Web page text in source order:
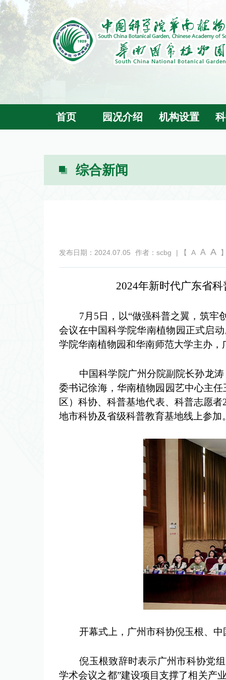
首页 园况介绍 机构设置
综合新闻
发布日期：2024.07.05 作者：scbg | 【 A A A
2024年新时代广东省
7月5日，以“做强科普之翼，筑牢创
会议在中国科学院华南植物园正式启
学院华南植物园和华南师范大学主办
中国科学院广州分院副院长孙龙涛
委书记徐海，华南植物园 园艺中心主
区）科协、科普基地代表、科普志愿
地市科协及省级科普教育基地线上参加
开幕式上，广州市科协倪玉根、中
倪玉根致辞时表示广州市科协党组
学术会议之都”建设项目支撑了相关产